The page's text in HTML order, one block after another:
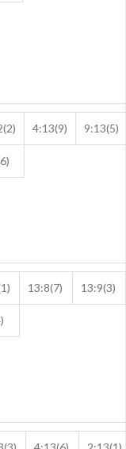
4:13(9) 9:13(5)
13:8(7) 13:9(3)